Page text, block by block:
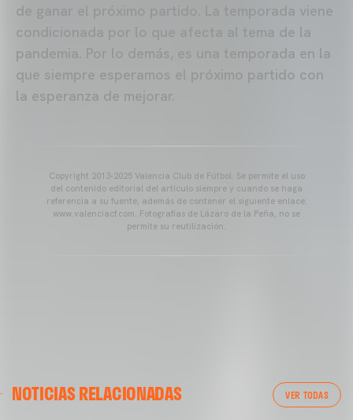
de ganar el próximo partido. La temporada viene
condicionada por lo que afecta al tema de la
pandemia. Por lo demás, es una temporada en la
que siempre esperamos el próximo partido con
la esperanza de mejorar.
Copyright 2013-2025 Valencia Club de Fútbol. Se permite el uso
del contenido editorial del artículo siempre y cuando se haga
referencia a su fuente, además de contener el siguiente enlace:
www.valenciacf.com. Fotografías de Lázaro de la Peña, no se
permite su reutilización.
NOTICIAS RELACIONADAS VER TODAS
ENTRENAMIENTO DEL VALENCIA CF 04/03/26